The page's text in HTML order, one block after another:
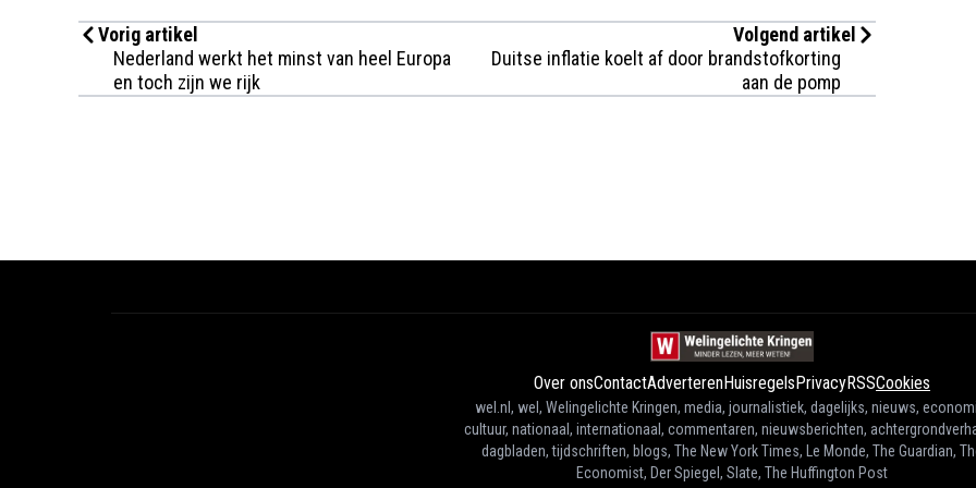
Vorig artikel
Nederland werkt het minst van heel Europa
en toch zijn we rijk
Volgend artikel
Duitse inflatie koelt af door brandstofkorting
aan de pomp
Over onsContactAdverterenHuisregels PrivacyRSSCookies
wel.nl, wel, Welingelichte Kringen, media, journalistiek, dagelijks, nieuws,
cultuur, nationaal, internationaal, commentaren, nieuwsberichten,
dagbladen, tijdschriften, blogs, The New York Times, Le Monde, The Guardian,
Economist, Der Spiegel, Slate, The Huffington Post